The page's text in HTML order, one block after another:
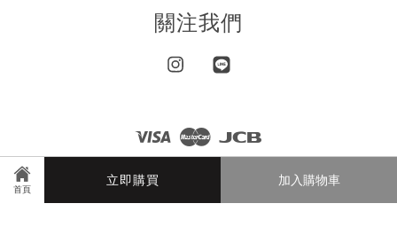
首頁
立即購買 加入購物車
關注我們
Instagram
Visa Master